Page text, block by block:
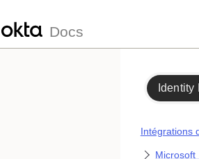
Docs
Identity
Intégrations
Microsoft